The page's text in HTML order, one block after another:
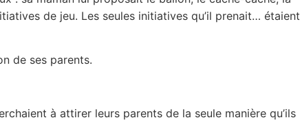
de jeu. Les seules initiatives qu’il prenait… étaient
de ses parents.
à attirer leurs parents de la seule manière qu’ils